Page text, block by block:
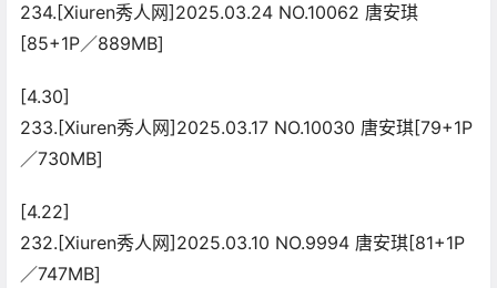
234.[Xiuren秀人网]2025.03.24 NO.10062 唐安琪
[85+1P／889MB]
[4.30]
233.[Xiuren秀人网]2025.03.17 NO.10030 唐安琪[79+1P
／730MB]
[4.22]
232.[Xiuren秀人网]2025.03.10 NO.9994 唐安琪[81+1P
／747MB]